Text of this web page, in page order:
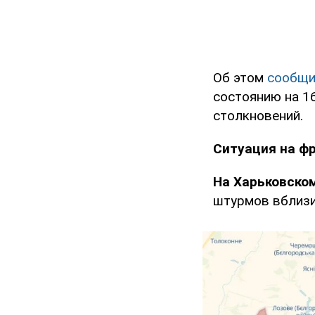
Об этом
состоянию на
столкновений.
Ситуация на
На
штурмов